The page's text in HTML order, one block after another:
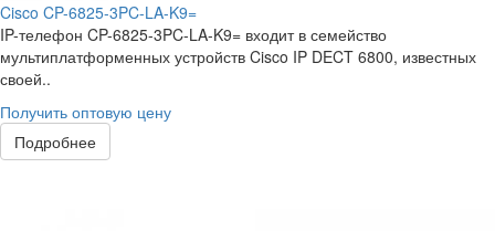
Cisco CP-6825-3PC-LA-K9=
IP-телефон CP-6825-3PC-LA-K9= входит в семейство
мультиплатформенных устройств Cisco IP DECT 6800, известных
своей..
Получить оптовую цену
Подробнее